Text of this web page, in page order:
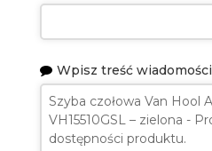
Wpisz treść wiadomości